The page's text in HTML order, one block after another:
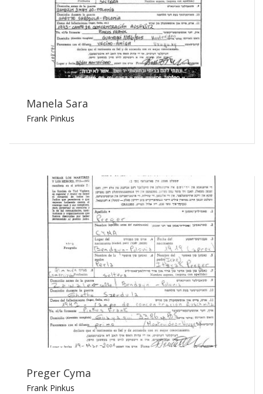
Manela Sara
Frank Pinkus
Preger Cyma
Frank Pinkus